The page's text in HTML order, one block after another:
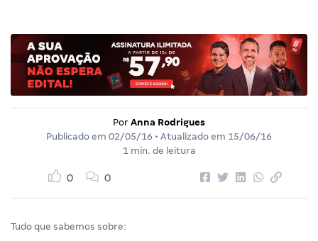
Por Anna Rodrigues
Publicado em 02/05/16 • Atualizado em 15/06/16
1 min. de leitura
0 0
Tudo que sabemos sobre: